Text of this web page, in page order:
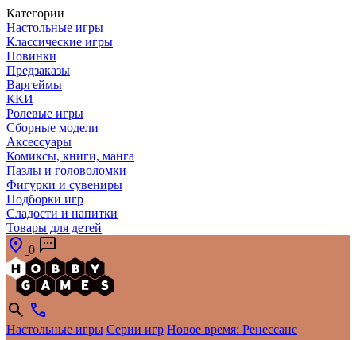
Категории
Настольные игры
Классические игры
Новинки
Предзаказы
Варгеймы
ККИ
Ролевые игры
Сборные модели
Аксессуары
Комиксы, книги, манга
Пазлы и головоломки
Фигурки и сувениры
Подборки игр
Сладости и напитки
Товары для детей
0
Настольные игры Серии игр Новое время: Ренессанс